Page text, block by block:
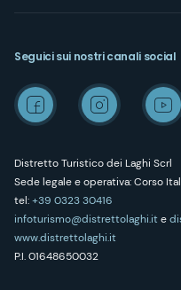
Distretto Turistico dei Laghi Scrl
Sede legale e operativa: Corso
tel:+39 0323 30416
infoturismo@distrettolaghi.ite
www.distrettolaghi.it
P.I. 01648650032
Seguici sui nostri canali social